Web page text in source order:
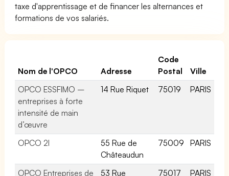
taxe d'apprentissage et de financer les alternances et
formations de vos salariés.
Nom de l'OPCO Adresse
Code
Postal
Ville
OPCO ESSFIMO –
entreprises à forte
intensité de main
d’œuvre
14 Rue Riquet 75019 PARIS
OPCO 2I
55 Rue de
Châteaudun
75009 PARIS
OPCO Entreprises de
53 Rue
75017 PARIS